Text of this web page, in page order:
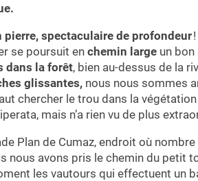
pierre, spectaculaire de profondeur
se poursuit en chemin large un
dans la forêt, bien au-dessus de la
glissantes, nous nous sommes
chercher le trou dans la
mais n’a rien vu de plus
Plan de Cumaz, endroit où nombre
nous avons pris le chemin du petit
les vautours qui effectuent un